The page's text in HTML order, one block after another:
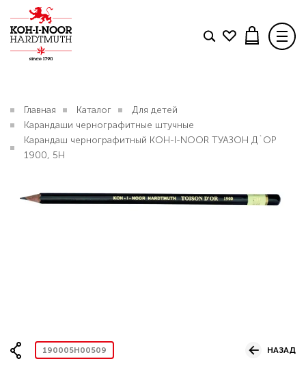
КОЛЛЕКЦИИ
БЛОГ
Главная Каталог
Для детей
Карандаши чернографитные штучные
Карандаш чернографитный KOH-I-NOOR ТУАЗОН Д`ОР
1900, 5H
190005H00509 НАЗАД
Товар добавлен в корзину
Д`ОР 1900, 5H
108 р.
Свяжитесь с нами.